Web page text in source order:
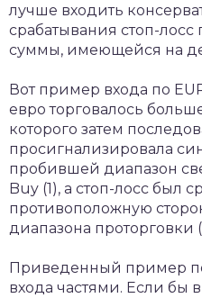
лучше входить
срабатывания стоп-лосс
суммы, имеющейся на
Вот пример входа по
евро торговалось
которого затем
просигнализировала
пробившей диапазон
Buy (1), а стоп-лосс был
противоположную
диапазона проторговки
Приведенный пример
входа частями. Если бы